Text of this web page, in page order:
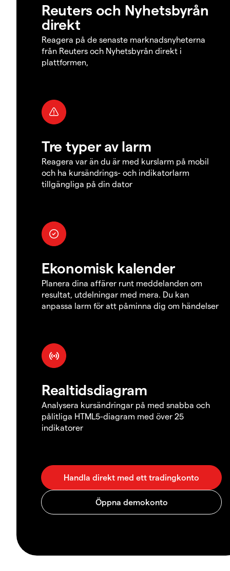
Reuters och Nyhetsbyrån
direkt
Reagera på de senaste marknadsnyheterna
från Reuters och Nyhetsbyrån direkt i
plattformen,
Tre typer av larm
Reagera var än du är med kurslarm på mobil
och ha kursändrings- och indikatorlarm
tillgängliga på din dator
Ekonomisk kalender
Planera dina affärer runt meddelanden om
resultat, utdelningar med mera. Du kan
anpassa larm för att påminna dig om händelser
Realtidsdiagram
Analysera kursändringar på med snabba och
pålitliga HTML5-diagram med över 25
indikatorer